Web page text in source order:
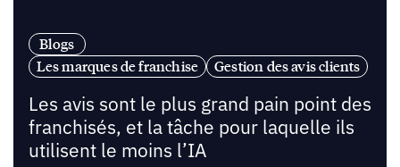
Blogs
Les marques de franchise
Gestion des avis clients
Les avis sont le plus grand pain point des
franchisés, et la tâche pour laquelle ils
utilisent le moins l’IA